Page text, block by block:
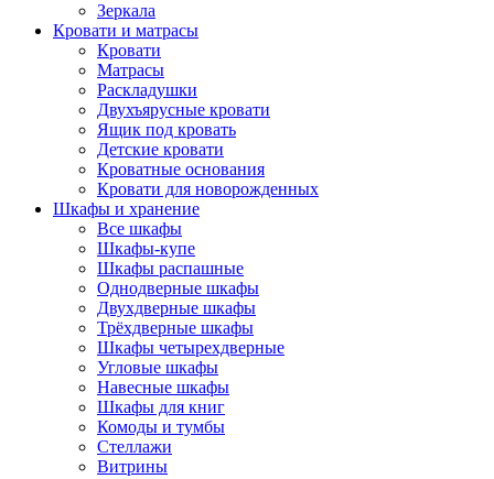
Зеркала
Кровати и матрасы
Кровати
Матрасы
Раскладушки
Двухъярусные кровати
Ящик под кровать
Детские кровати
Кроватные основания
Кровати для новорожденных
Шкафы и хранение
Все шкафы
Шкафы-купе
Шкафы распашные
Однодверные шкафы
Двухдверные шкафы
Трёхдверные шкафы
Шкафы четырехдверные
Угловые шкафы
Навесные шкафы
Шкафы для книг
Комоды и тумбы
Стеллажи
Витрины